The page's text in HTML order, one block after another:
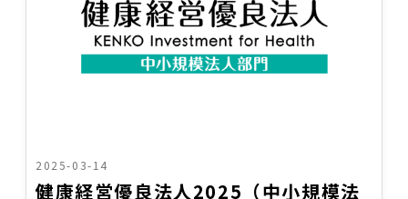
2025-03-14
健康経営優良法人2025（中小規模法